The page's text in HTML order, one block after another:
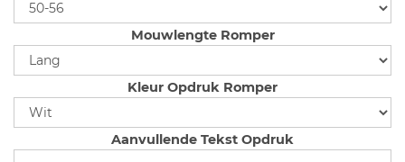
Mouwlengte Romper
Kleur Opdruk Romper
Aanvullende Tekst Opdruk